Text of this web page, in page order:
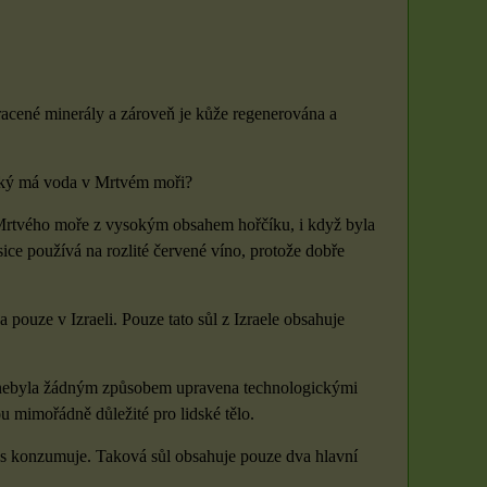
minerály a zároveň je kůže regenerována a
má voda v Mrtvém moři?
moře z vysokým obsahem hořčíku, i když byla
používá na rozlité červené víno, protože dobře
pouze v Izraeli. Pouze tato sůl z Izraele obsahuje
žádným způsobem upravena technologickými
mimořádně důležité pro lidské tělo.
Taková sůl obsahuje pouze dva hlavní
svíček: Zlatý klíč k
hojnosti
a otevřete se proudu
hojnosti
přes...